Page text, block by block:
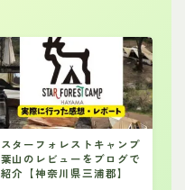
スターフォレストキャンプ
葉山のレビューをブログで
紹介【神奈川県三浦郡】